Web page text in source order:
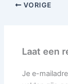
VORIGE
Laat een
Je e-